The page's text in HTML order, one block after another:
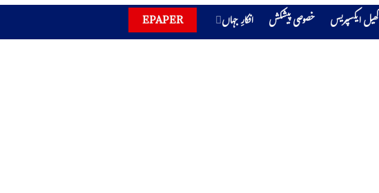
کھیل ایکسپریس خصوصی پیشکش افکارِ جہاں EPAPER